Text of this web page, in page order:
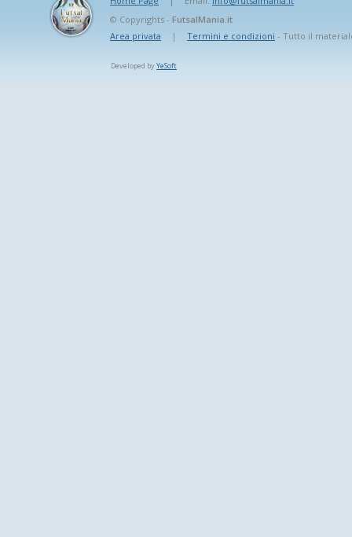
© Copyrights - FutsalMania.it
Area privata
| Termini e condizioni - Tutto il
Developed byYeSoft